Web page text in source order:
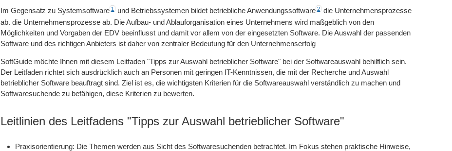
Im Gegensatz zu Systemsoftware 1 und Betriebssystemen bildet betriebliche Anwendungssoftware 2 die Unternehmensprozesse
ab. die Unternehmensprozesse ab. Die Aufbau- und Ablauforganisation eines Unternehmens wird maßgeblich von den
Möglichkeiten und Vorgaben der EDV beeinflusst und damit vor allem von der eingesetzten Software. Die Auswahl der passenden
Software und des richtigen Anbieters ist daher von zentraler Bedeutung für den Unternehmenserfolg
SoftGuide möchte Ihnen mit diesem Leitfaden "Tipps zur Auswahl betrieblicher Software" bei der Softwareauswahl behilflich sein.
Der Leitfaden richtet sich ausdrücklich auch an Personen mit geringen IT-Kenntnissen, die mit der Recherche und Auswahl
betrieblicher Software beauftragt sind. Ziel ist es, die wichtigsten Kriterien für die Softwareauswahl verständlich zu machen und
Softwaresuchende zu befähigen, diese Kriterien zu bewerten.
Leitlinien des Leitfadens "Tipps zur Auswahl betrieblicher Software"
Praxisorientierung: Die Themen werden aus Sicht des Softwaresuchenden betrachtet. Im Fokus stehen praktische Hinweise,